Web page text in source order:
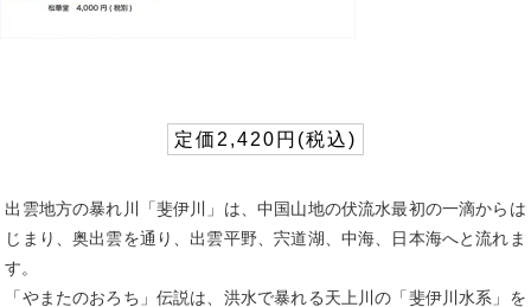
定価2,420円(税込)
出雲地方の暴れ川「斐伊川」は、中国山地の伏流水最初の一滴からは
じまり、奥出雲を通り、出雲平野、宍道湖、中海、日本海へと流れま
す。
「やまたのおろち」伝説は、洪水で暴れる天上川の「斐伊川水系」を